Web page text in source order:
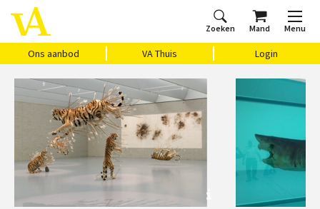
Zoeken Mand Menu
Ons aanbod VA Thuis Login
Home
Ons aanbod
Agenda
VAthuis
Over ons
Vragen?
Cadeaubon